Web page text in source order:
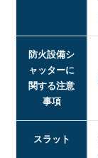
防火設備シ
ャッターに
関する注意
事項
スラット